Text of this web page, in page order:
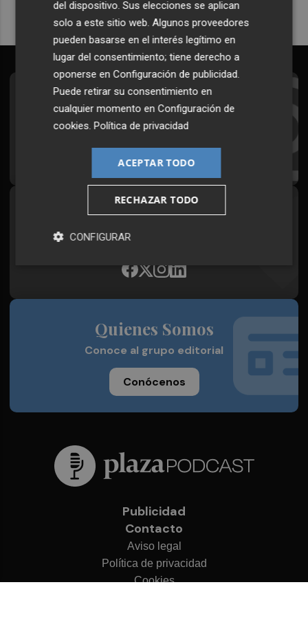
Suscríbete al Boletín
Todos los días a primera hora en tu email
Síguenos en redes
Plaza Podcast, desde cualquier medio
Quienes Somos
Conoce al grupo editorial
Conócenos
Publicidad
Contacto
Aviso legal
Política de privacidad
Cookies
del dispositivo. Sus elecciones se aplican
solo a este sitio web. Algunos proveedores
pueden basarse en el interés legítimo en
lugar del consentimiento; tiene derecho a
oponerse enConfiguración de publicidad.
Puede retirar su consentimiento en
cualquier momento enConfiguración de
cookies.Política de privacidad
ACEPTAR TODO
RECHAZAR TODO
CONFIGURAR